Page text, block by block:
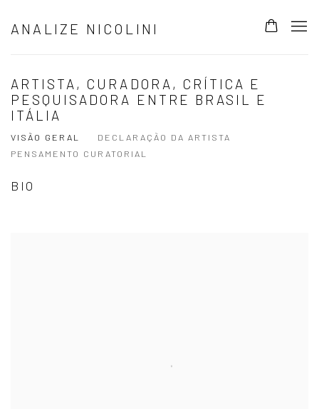
ANALIZE NICOLINI
ARTISTA, CURADORA, CRÍTICA E
PESQUISADORA ENTRE BRASIL E
ITÁLIA
VISÃO GERAL
DECLARAÇÃO DA ARTISTA
PENSAMENTO CURATORIAL
BIO